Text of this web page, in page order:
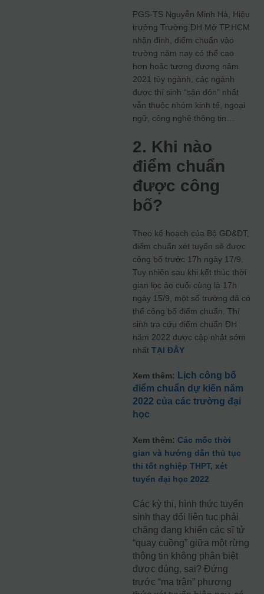
PGS-TS Nguyễn Minh Hà, Hiệu
trưởng Trường ĐH Mở TP.HCM
nhận định, điểm chuẩn vào
trường năm nay có thể cao
hơn hoặc tương đương năm
2021 tùy ngành, các ngành
được thí sinh “săn đón” nhất
vẫn thuộc nhóm kinh tế, ngoại
ngữ, công nghệ thông tin…
2. Khi nào
điểm chuẩn
được công
bố?
Theo kế hoạch của Bộ GD&ĐT,
điểm chuẩn xét tuyển sẽ được
công bố trước 17h ngày 17/9.
Tuy nhiên sau khi kết thúc thời
gian lọc ảo cuối cùng là 17h
ngày 15/9, một số trường đã có
thể công bố điểm chuẩn. Thí
sinh tra cứu điểm chuẩn ĐH
năm 2022 được cập nhật sớm
nhấtTẠI ĐÂY
Xem thêm: Lịch công bố
điểm chuẩn dự kiến năm
2022 của các trường đại
học
Xem thêm: Các mốc thời
gian và hướng dẫn thủ tục
thi tốt nghiệp THPT, xét
tuyển đại học 2022
Các kỳ thi, hình thức tuyển
sinh thay đổi liên tục phải
chăng đang khiến các sĩ tử
“quay cuồng” giữa một rừng
thông tin không phân biệt
được đúng, sai? Đứng
trước “ma trận” phương